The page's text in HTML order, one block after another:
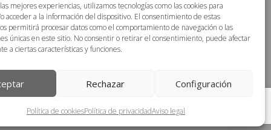
mejores experiencias, utilizamos tecnologías como las cookies para
acceder a la información del dispositivo. El consentimiento de estas
permitirá procesar datos como el comportamiento de navegación o las
únicas en este sitio. No consentir o retirar el consentimiento, puede afectar
a ciertas características y funciones.
Rechazar Configuración
Política de cookiesPolítica de privacidadAviso legal